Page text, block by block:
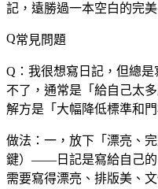
記，遠勝過一本空白的完美
常見問題
Q：我很想寫日記，但總
不了，通常是「給自己太
解方是「大幅降低標準和
做法：一，放下「漂亮、
鍵）——日記是寫給自己的
需要寫得漂亮、排版美、